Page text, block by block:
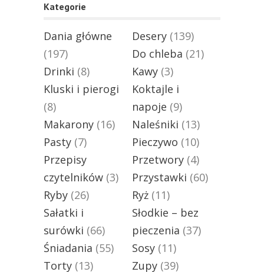
Kategorie
Dania główne
(197)
Desery (139)
Do chleba (21)
Drinki (8) Kawy (3)
Kluski i pierogi
(8)
Koktajle i
napoje (9)
Makarony (16) Naleśniki (13)
Pasty (7) Pieczywo (10)
Przepisy
czytelników (3)
Przetwory (4)
Przystawki (60)
Ryby (26) Ryż (11)
Sałatki i
surówki (66)
Słodkie – bez
pieczenia (37)
Śniadania (55) Sosy (11)
Torty (13) Zupy (39)